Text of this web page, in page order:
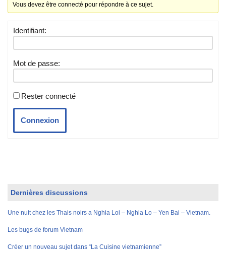
Vous devez être connecté pour répondre à ce sujet.
Identifiant:
Mot de passe:
Rester connecté
Connexion
Dernières discussions
Une nuit chez les Thais noirs a Nghia Loi – Nghia Lo – Yen Bai – Vietnam.
Les bugs de forum Vietnam
Créer un nouveau sujet dans “La Cuisine vietnamienne”